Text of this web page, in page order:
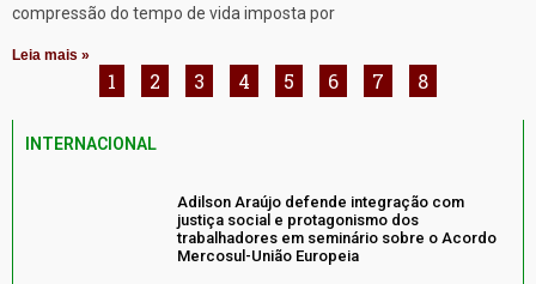
compressão do tempo de vida imposta por
Leia mais »
1 2 3 4 5 6 7 8
INTERNACIONAL
Adilson Araújo defende integração com
justiça social e protagonismo dos
trabalhadores em seminário sobre o Acordo
Mercosul-União Europeia